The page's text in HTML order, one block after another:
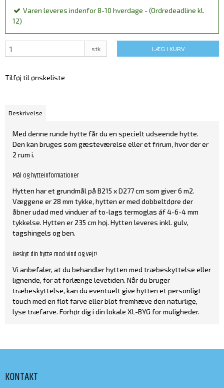
Varen leveres indenfor 8-10 hverdage - (Ordredeadline kl.
12)
stk LÆG I KURV
Tilføj til ønskeliste
Beskrivelse
Med denne runde hytte får du en specielt udseende hytte.
Den kan bruges som gæsteværelse eller et frirum, hvor der er
2 rum i.
Mål og hytteinformationer
Hytten har et grundmål på B215 x D277 cm som giver 6 m2.
Væggene er 28 mm tykke, hytten er med dobbeltdøre der
åbner udad med vinduer af to-lags termoglas áf 4-6-4 mm
tykkelse. Hytten er 235 cm høj. Hytten leveres inkl. gulv,
tagshingels og ben.
Beskyt din hytte mod vind og vejr!
Vi anbefaler, at du behandler hytten med træbeskyttelse eller
lignende, for at forlænge levetiden. Når du bruger
træbeskyttelse, kan du eventuelt give hytten et personligt
touch med en flot farve eller blot fremhæve den naturlige,
lyse træfarve. Forhør dig i din lokale XL-BYG for muligheder.
KONTAKT